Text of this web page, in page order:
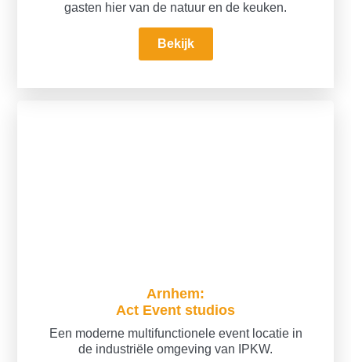
gasten hier van de natuur en de keuken.
Bekijk
Arnhem:
Act Event studios
Een moderne multifunctionele event locatie in
de industriële omgeving van IPKW.